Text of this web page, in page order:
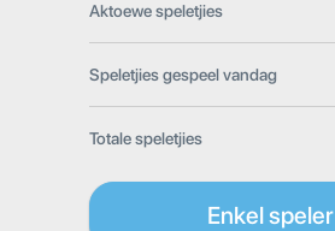
Aktoewe speletjies
Speletjies gespeel vandag
Totale speletjies
Enkel speler